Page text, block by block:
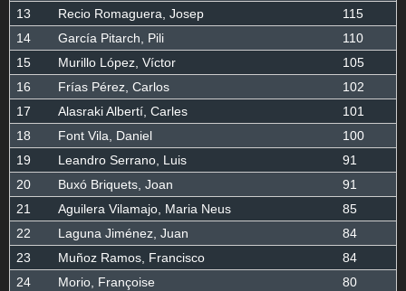
13
Recio Romaguera, Josep
115
14
García Pitarch, Pili
110
15
Murillo López, Víctor
105
16
Frías Pérez, Carlos
102
17
Alasraki Albertí, Carles
101
18
Font Vila, Daniel
100
19
Leandro Serrano, Luis
91
20
Buxó Briquets, Joan
91
21
Aguilera Vilamajo, Maria Neus
85
22
Laguna Jiménez, Juan
84
23
Muñoz Ramos, Francisco
84
24
Morio, Françoise
80